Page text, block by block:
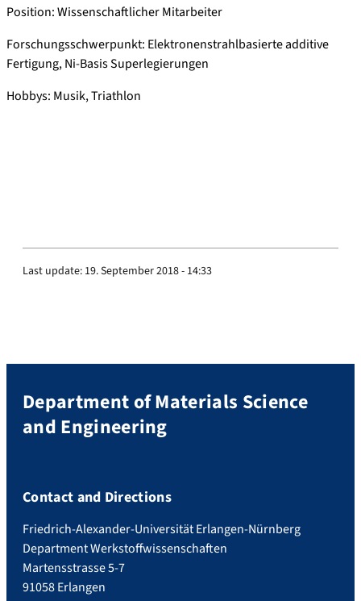
Position: Wissenschaftlicher Mitarbeiter
Forschungsschwerpunkt: Elektronenstrahlbasierte additive
Fertigung, Ni-Basis Superlegierungen
Hobbys: Musik, Triathlon
Last update: 19. September 2018 - 14:33
Department of Materials Science
and Engineering
Contact and Directions
Friedrich-Alexander-Universität Erlangen-Nürnberg
Department Werkstoffwissenschaften
Martensstrasse 5-7
91058 Erlangen